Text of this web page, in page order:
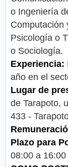
o Ingeniería
Computación
Psicología o
o Sociología.
Experiencia:
año en el
Lugar de
de Tarapoto,
433 -
Plazo para
08:00 a 16:00